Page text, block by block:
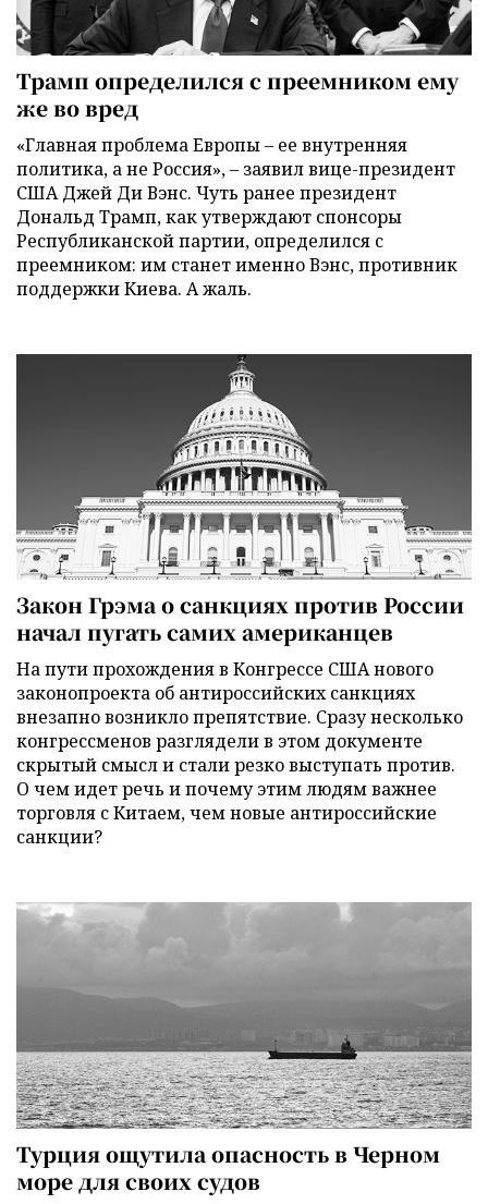
Трамп определился с преемником ему
же во вред
«Главная проблема Европы – ее внутренняя
политика, а не Россия», – заявил вице-президент
США Джей Ди Вэнс. Чуть ранее президент
Дональд Трамп, как утверждают спонсоры
Республиканской партии, определился с
преемником: им станет именно Вэнс, противник
поддержки Киева. А жаль.
Закон Грэма о санкциях против России
начал пугать самих американцев
На пути прохождения в Конгрессе США нового
законопроекта об антироссийских санкциях
внезапно возникло препятствие. Сразу несколько
конгрессменов разглядели в этом документе
скрытый смысл и стали резко выступать против.
О чем идет речь и почему этим людям важнее
торговля с Китаем, чем новые антироссийские
санкции?
Турция ощутила опасность в Черном
море для своих судов